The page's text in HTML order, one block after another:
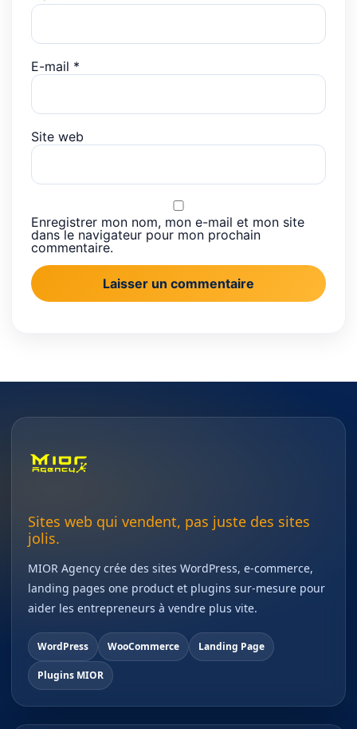
E-mail *
Site web
Enregistrer mon nom, mon e-mail et mon site
dans le navigateur pour mon prochain
commentaire.
Sites web qui vendent, pas juste des sites
jolis.
MIOR Agency crée des sites WordPress, e-commerce,
landing pages one product et plugins sur-mesure pour
aider les entrepreneurs à vendre plus vite.
WordPress WooCommerce Landing Page
Plugins MIOR